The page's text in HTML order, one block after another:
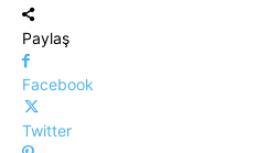
Paylaş
Facebook
Twitter